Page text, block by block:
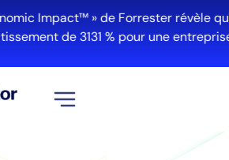
Impact™ » de Forrester révèle
de 3131 % pour une entreprise